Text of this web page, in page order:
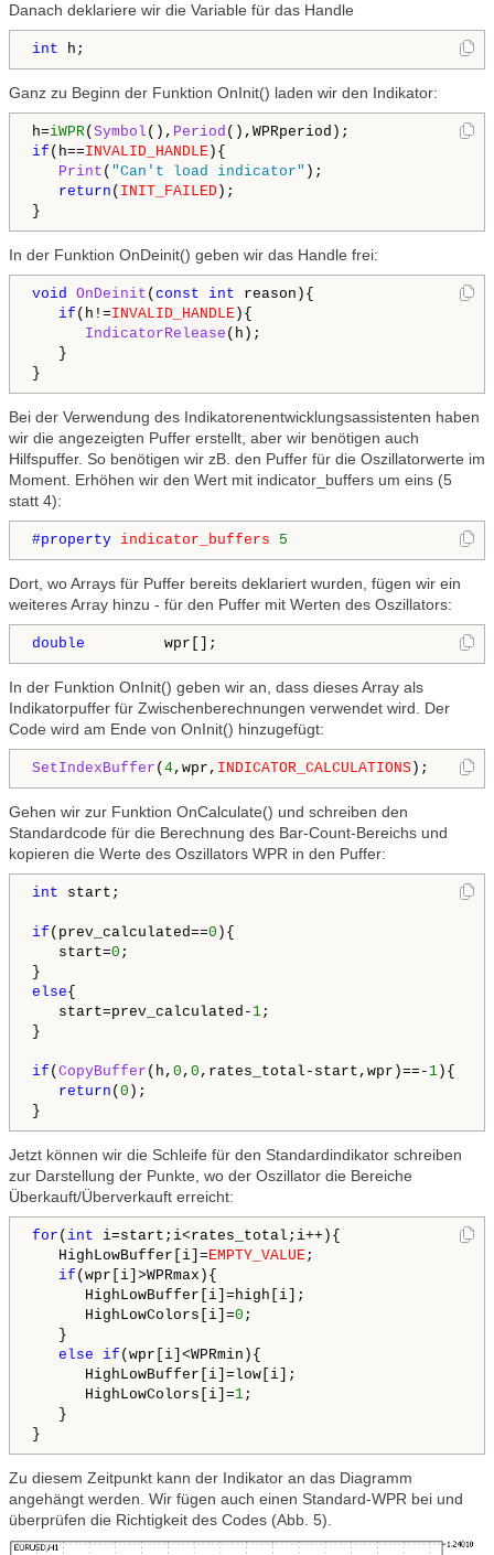
Danach deklariere wir die Variable für das Handle
int h;
Ganz zu Beginn der Funktion OnInit() laden wir den Indikator:
h=iWPR( Symbol (), Period
if (h==INVALID_HANDLE ){
Print ( "Can't load indicator" );
return ( INIT_FAILED );
In der Funktion OnDeinit() geben wir das Handle frei:
void OnDeinit ( const int reason){
if (h!=INVALID_HANDLE ){
IndicatorRelease (h);
}
Bei der Verwendung des Indikatorenentwicklungsassistenten haben
wir die angezeigten Puffer erstellt, aber wir benötigen auch
Hilfspuffer. So benötigen wir zB. den Puffer für die Oszillatorwerte im
Moment. Erhöhen wir den Wert mit indicator_buffers um eins (5
statt 4):
#property indicator_buffers 5
Dort, wo Arrays für Puffer bereits deklariert wurden, fügen wir ein
weiteres Array hinzu - für den Puffer mit Werten des Oszillators:
double wpr[];
In der Funktion OnInit() geben wir an, dass dieses Array als
Indikatorpuffer für Zwischenberechnungen verwendet wird. Der
Code wird am Ende von OnInit() hinzugefügt:
SetIndexBuffer ( 4,wpr, INDICATOR_CALCULATIONS );
Gehen wir zur Funktion OnCalculate() und schreiben den
Standardcode für die Berechnung des Bar-Count-Bereichs und
kopieren die Werte des Oszillators WPR in den Puffer:
int start;
if (prev_calculated==0 ){
start=0 ;
else{
start=prev_calculated- 1;
}
if ( CopyBuffer (h, 0 , 0 ,rates_total-start,wpr)==- 1 ){
return ( 0 );
Jetzt können wir die Schleife für den Standardindikator schreiben
zur Darstellung der Punkte, wo der Oszillator die Bereiche
Überkauft/Überverkauft erreicht:
for ( int i=start;i<rates_total;i++){
HighLowBuffer[i]=EMPTY_VALUE;
if (wpr[i]>WPRmax){
HighLowBuffer[i]=high[i];
HighLowColors[i]=0 ;
}
else
if (wpr[i]<WPRmin){
HighLowBuffer[i]=low[i];
HighLowColors[i]=1;
}
Zu diesem Zeitpunkt kann der Indikator an das Diagramm
angehängt werden. Wir fügen auch einen Standard-WPR bei und
überprüfen die Richtigkeit des Codes (Abb. 5).